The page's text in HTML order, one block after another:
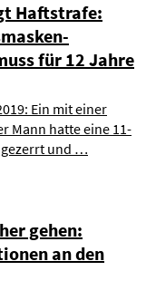
Haftstrafe:
für 12 Jahre
Ein mit einer
Mann hatte eine 11-
gezerrt und …
gehen:
an den